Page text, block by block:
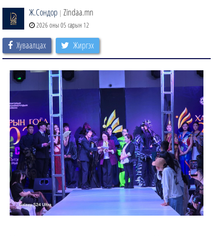
Ж.Сондор | Zindaa.mn
2026 оны 05 сарын 12
Хуваалцах Жиргэх